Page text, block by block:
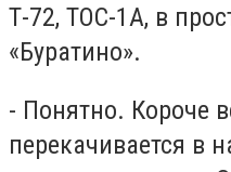
Т-72, ТОС-1А, в
«Буратино».
- Понятно. Короче
перекачивается в